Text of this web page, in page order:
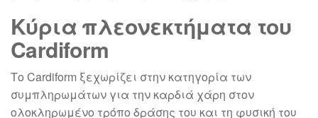
Κύρια πλεονεκτήματα του
Cardiform
Το Cardiform ξεχωρίζει στην κατηγορία των
συμπληρωμάτων για την καρδιά χάρη στον
ολοκληρωμένο τρόπο δράσης του και τη φυσική του